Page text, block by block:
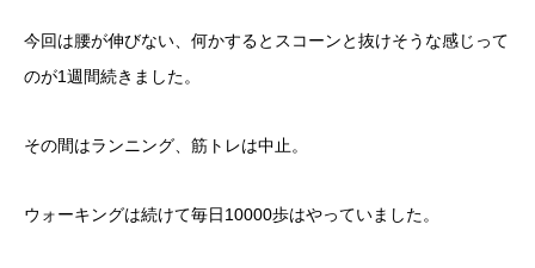
今回は腰が伸びない、何かするとスコーンと抜けそうな感じって
のが1週間続きました。
その間はランニング、筋トレは中止。
ウォーキングは続けて毎日10000歩はやっていました。